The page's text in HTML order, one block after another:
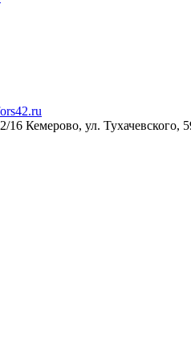
16 Кемерово, ул. Тухачевского,